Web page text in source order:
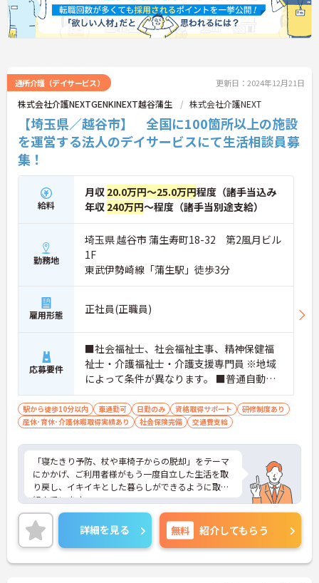
通所介護（デイサービス） 更新日：2024年12月21日
株式会社介護NEXTGENKINEXT越谷蒲生 株式会社介護NEXT
【埼玉県／越谷市】 全国に100箇所以上の施設
を運営する法人のデイサービスにて生活相談員募
集！
給料
月収 20.0万円～25.0万円程度（諸手当込み
年収 240万円～程度（諸手当別途支給）
勤務地
埼玉県 越谷市 蒲生寿町18-32 第2風月ビル
1F
東武伊勢崎線「蒲生駅」徒歩3分
雇用形態 正社員(正職員)
応募要件
■社会福祉士、社会福祉主事、精神保健福
祉士・介護福祉士・介護支援専門員 ※地域
によって条件が異なります。 ■普通自動車
免許（AT限定可） ※未経験可、ブランク可
駅から徒歩10分以内 車通勤可 日勤のみ 資格取得サポート
研修制度あり
産休･育休･介護休暇取得実績あり
社会保険完備 交通費支給
「寝たきり予防、杖や車椅子からの脱却」をテーマ
にかかげ、ご利用者様がもう一度自立した生活を取
り戻し、イキイキとした暮らしができるように取り
組んでいます。
整骨院からスタートした法人で、現在も店舗を増や
し続けている安定感のある母体です。事業拡大傾向
にあるため、頑張り次第ではキャリアアップも見込
めるます。複数の店舗を経営しているノウハウを生
かした研修制度も自身の成長に繋がります。自立支
詳細を見る 無料 紹介してもらう